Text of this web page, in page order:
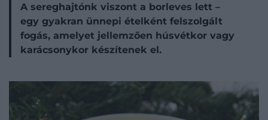
A sereghajtónk viszont a borleves lett –
egy gyakran ünnepi ételként felszolgált
fogás, amelyet jellemzően húsvétkor vagy
karácsonykor készítenek el.